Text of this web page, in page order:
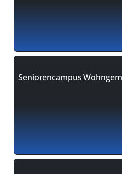
Seniorencampus